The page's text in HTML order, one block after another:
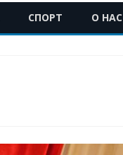
СПОРТ О НАС